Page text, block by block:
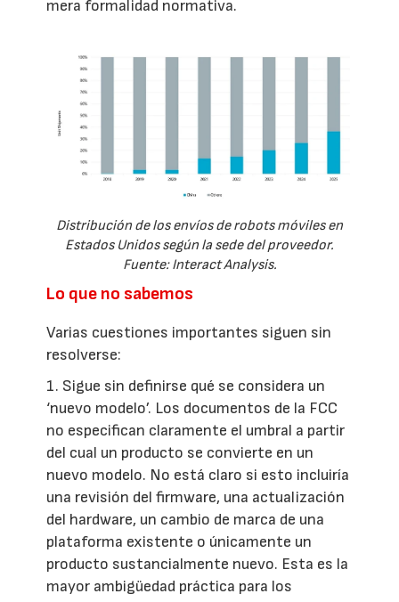
mera formalidad normativa.
Distribución de los envíos de robots móviles en
Estados Unidos según la sede del proveedor.
Fuente: Interact Analysis.
Lo que no sabemos
Varias cuestiones importantes siguen sin
resolverse:
1. Sigue sin definirse qué se considera un
‘nuevo modelo’. Los documentos de la FCC
no especifican claramente el umbral a partir
del cual un producto se convierte en un
nuevo modelo. No está claro si esto incluiría
una revisión del firmware, una actualización
del hardware, un cambio de marca de una
plataforma existente o únicamente un
producto sustancialmente nuevo. Esta es la
mayor ambigüedad práctica para los